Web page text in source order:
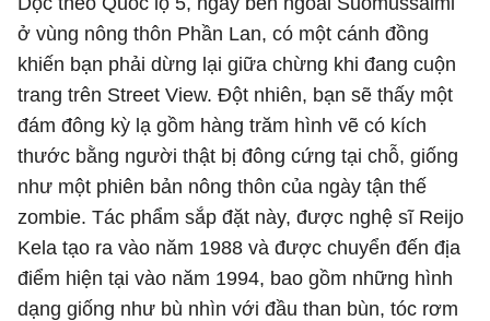
ở vùng nông thôn Phần Lan, có một cánh đồng
khiến bạn phải dừng lại giữa chừng khi đang cuộn
trang trên Street View. Đột nhiên, bạn sẽ thấy một
đám đông kỳ lạ gồm hàng trăm hình vẽ có kích
thước bằng người thật bị đông cứng tại chỗ, giống
như một phiên bản nông thôn của ngày tận thế
zombie. Tác phẩm sắp đặt này, được nghệ sĩ Reijo
Kela tạo ra vào năm 1988 và được chuyển đến địa
điểm hiện tại vào năm 1994, bao gồm những hình
dạng giống như bù nhìn với đầu than bùn, tóc rơm